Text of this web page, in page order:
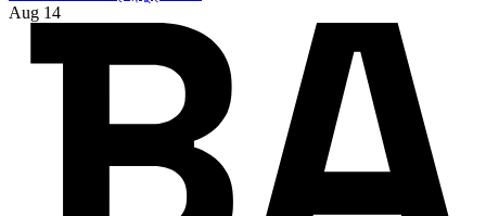
Aug 14